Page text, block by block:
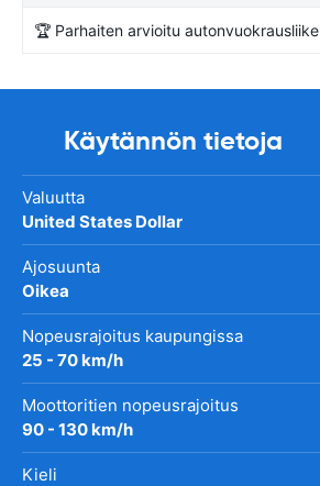
🏆 Parhaiten arvioitu autonvuokrausliike
Käytännön tietoja
Valuutta
United States Dollar
Ajosuunta
Oikea
Nopeusrajoitus kaupungissa
25 - 70 km/h
Moottoritien nopeusrajoitus
90 - 130 km/h
Kieli